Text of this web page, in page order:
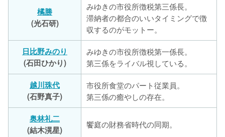
橘勝
(光石研)
みゆきの市役所徴税第三係長。
滞納者の都合のいいタイミングで徴
収するのがモットー。
日比野みのり
(石田ひかり)
みゆきの市役所徴税第一係長。
第三係をライバル視している。
越川珠代
(石野真子)
市役所食堂のパート従業員。
第三係の癒やしの存在。
奥林礼二
(結木滉星)
饗庭の財務省時代の同期。